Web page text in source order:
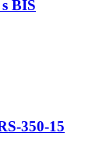
BIS
350-15